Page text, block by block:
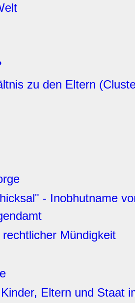
zu den Eltern
- Inobhutname
Mündigkeit
Eltern und Staat